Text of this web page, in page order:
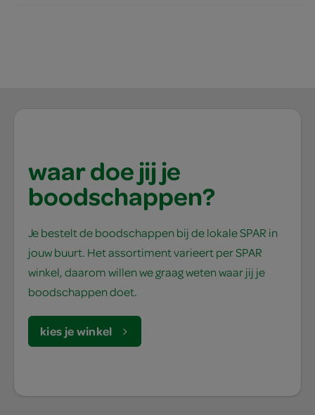
waar doe jij je
boodschappen?
Je bestelt de boodschappen bij de lokale SPAR in
jouw buurt. Het assortiment varieert per SPAR
winkel, daarom willen we graag weten waar jij je
boodschappen doet.
kies je winkel